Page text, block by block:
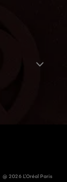
@ 2026 L'Oréal Paris